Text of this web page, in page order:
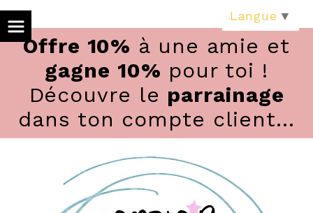
Offre 10% à une amie et
gagne 10% pour toi !
Découvre le parrainage
dans ton compte client...
Langue ▼